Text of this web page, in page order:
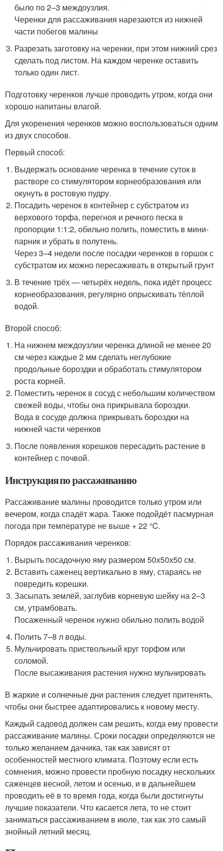
было по 2–3 междоузлия.
Черенки для рассаживания нарезаются из нижней
части побегов малины
Разрезать заготовку на черенки, при этом нижний срез
сделать под листом. На каждом черенке оставить
только один лист.
Подготовку черенков лучше проводить утром, когда они
хорошо напитаны влагой.
Для укоренения черенков можно воспользоваться одним
из двух способов.
Первый способ:
Выдержать основание черенка в течение суток в
растворе со стимулятором корнеобразования или
окунуть в ростовую пудру.
Посадить черенок в контейнер с субстратом из
верхового торфа, перегноя и речного песка в
пропорции 1:1:2, обильно полить, поместить в мини-
парник и убрать в полутень.
Через 3–4 недели после посадки черенков в горшок с
субстратом их можно пересаживать в открытый грунт
В течение трёх — четырёх недель, пока идёт процесс
корнеобразования, регулярно опрыскивать тёплой
водой.
Второй способ:
На нижнем междоузлии черенка длиной не менее 20
см через каждые 2 мм сделать неглубокие
продольные бороздки и обработать стимулятором
роста корней.
Поместить черенок в сосуд с небольшим количеством
свежей воды, чтобы она прикрывала бороздки.
Вода в сосуде должна прикрывать бороздки на
нижней части черенков
После появления корешков пересадить растение в
контейнер с почвой.
Инструкция по рассаживанию
Рассаживание малины проводится только утром или
вечером, когда спадёт жара. Также подойдёт пасмурная
погода при температуре не выше + 22 °C.
Порядок рассаживания черенков:
Вырыть посадочную яму размером 50х50х50 см.
Вставить саженец вертикально в яму, стараясь не
повредить корешки.
Засыпать землёй, заглубив корневую шейку на 2–3
см, утрамбовать.
Посаженный черенок нужно обильно полить водой
Полить 7–8 л воды.
Мульчировать приствольный круг торфом или
соломой.
После высаживания растения нужно мульчировать
В жаркие и солнечные дни растения следует притенять,
чтобы они быстрее адаптировались к новому месту.
Каждый садовод должен сам решить, когда ему провести
рассаживание малины. Сроки посадки определяются не
только желанием дачника, так как зависят от
особенностей местного климата. Поэтому если есть
сомнения, можно провести пробную посадку нескольких
саженцев весной, летом и осенью, и в дальнейшем
проводить её в то время года, когда были достигнуты
лучшие показатели. Что касается лета, то не стоит
заниматься рассаживанием в июле, так как это самый
знойный летний месяц.